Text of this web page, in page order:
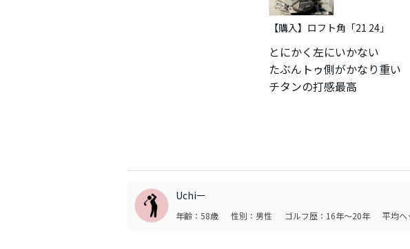
【購入】ロフト角「21 24」
とにかく左にいかない
たぶんトゥ側がかなり重い
チタンの打感最高
ど下手な私の最終兵器
TRハイブリッドで使用中
Uchiー
年齢：58歳 性別：男性 ゴルフ歴：16年～20年 平均